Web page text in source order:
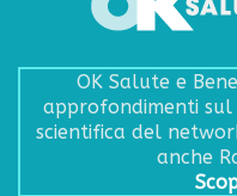
OK Salute e
approfondimenti sul
scientifica del
anche